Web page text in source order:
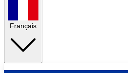
Français